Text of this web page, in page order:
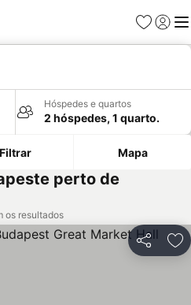
Favoritos
Iniciar
Hóspedes e quartos
2 hóspedes, 1 quarto.
Filtrar Mapa
perto de
os resultados
Partilhar